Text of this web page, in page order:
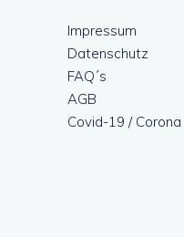
Impressum
Datenschutz
FAQ´s
AGB
Covid-19 / Corona